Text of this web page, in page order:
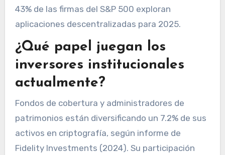
43% de las firmas del S&P 500 exploran
aplicaciones descentralizadas para 2025.
¿Qué papel juegan los
inversores institucionales
actualmente?
Fondos de cobertura y administradores de
patrimonios están diversificando un 7.2% de sus
activos en criptografía, según informe de
Fidelity Investments (2024). Su participación